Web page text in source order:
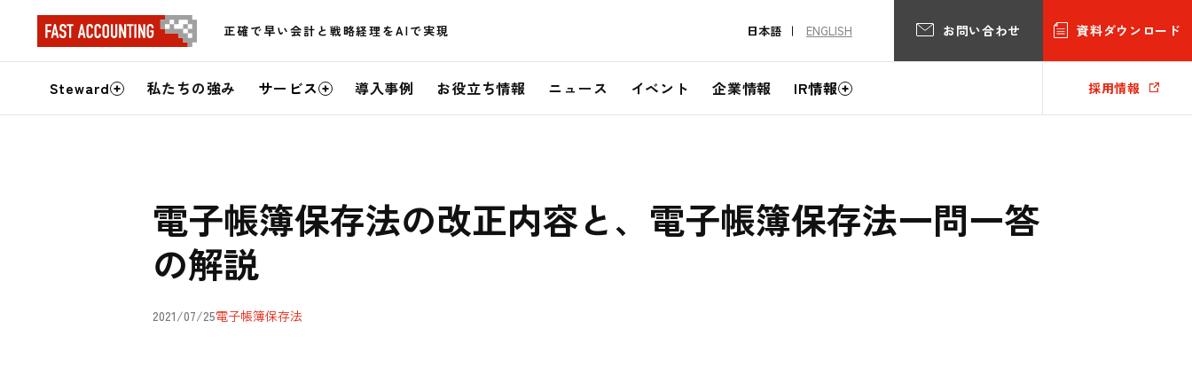
正確で早い会計と戦略経理をAIで実現 日本語 ENGLISH お問い合わせ 資料ダウンロード
サ
イ
Steward 私たちの強み サービス 導入事例 お役立ち情報 ニュース イベント 企業情報 IR情報 採用情報
電子帳簿保存法の改正内容と、電子帳簿保存法一問一答
の解説
2021/07/25電子帳簿保存法